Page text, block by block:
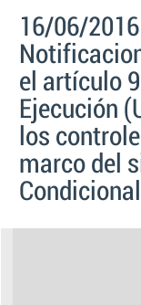
16/06/
el artículo
Ejecución
los
marco del